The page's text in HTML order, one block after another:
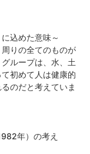
込めた意味～
りの全てのものが
ループは、水、土
初めて人は健康的
のだと考えていま
年）の考え